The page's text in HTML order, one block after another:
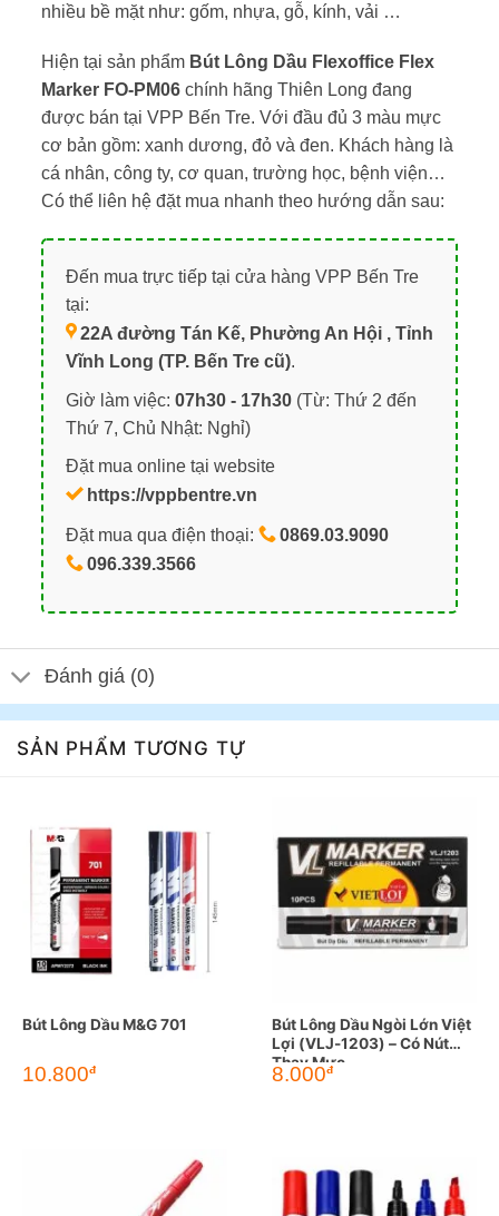
nhiều bề mặt như: gốm, nhựa, gỗ, kính, vải …
Hiện tại sản phẩm Bút Lông Dầu Flexoffice Flex
Marker FO-PM06chính hãng Thiên Long đang
được bán tại VPP Bến Tre. Với đầu đủ 3 màu mực
cơ bản gồm: xanh dương, đỏ và đen. Khách hàng là
cá nhân, công ty, cơ quan, trường học, bệnh viện…
Có thể liên hệ đặt mua nhanh theo hướng dẫn sau:
Đến mua trực tiếp tại cửa hàng VPP Bến Tre
tại:
22A đường Tán Kế, Phường An Hội , Tỉnh
Vĩnh Long (TP. Bến Tre cũ).
Giờ làm việc: 07h30 - 17h30(Từ: Thứ 2 đến
Thứ 7, Chủ Nhật: Nghỉ)
Đặt mua online tại website
https://vppbentre.vn
Đặt mua qua điện thoại:
0869.03.9090
096.339.3566
Đánh giá (0)
SẢN PHẨM TƯƠNG TỰ
Bút Lông Dầu M&G 701
10.800đ
Bút Lông Dầu Ngòi Lớn Việt
Lợi (VLJ-1203) – Có Nút
Thay Mực
8.000đ